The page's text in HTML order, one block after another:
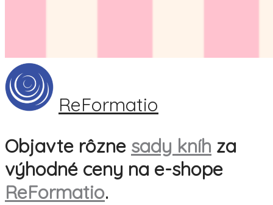
ReFormatio
Objavte rôzne sady kníh za
výhodné ceny na e-shope
ReFormatio.